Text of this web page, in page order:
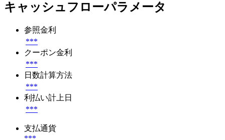
キャッシュフローパラメータ
参照金利
***
クーポン金利
***
日数計算方法
***
利払い計上日
***
支払通貨